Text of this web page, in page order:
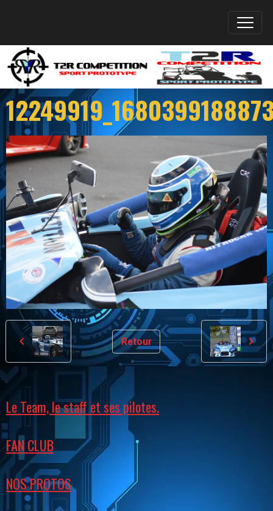
Retour
Le Team, le staff et ses pilotes.
FAN CLUB
NOS PROTOS